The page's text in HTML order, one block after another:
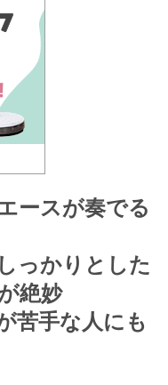
ースが奏でる
っかりとした
絶妙
苦手な人にも